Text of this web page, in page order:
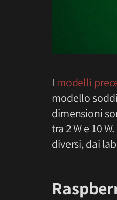
I modelli
modello
dimensioni
tra 2 W e 10
diversi, dai